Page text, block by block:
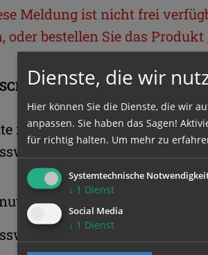
Meldung ist nicht frei
oder bestellen Sie das Produkt
BEREICH
melden Sie sich mit Ihrem
an.
Dienste, die wir
Hier können Sie die Dienste, die wir
anpassen. Sie haben das Sagen!
für richtig halten. Um mehr zu
Systemtechnische
↓ 1 Dienst
Social Media
↓ 1 Dienst